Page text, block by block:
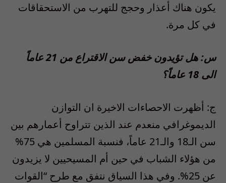
يكون هناك أعذار وحجج للتهرب من الاستحقاقات
في كل مرة.
س: هل تؤيدون خفض سن الاقتراع من 21 عاماً
الى 18 عاماً؟
ج: أظهرت الاحصاءات الاخيرة ان التوازن
الديموغرافي منعدم عند الذين تتراوح أعمارهم بين
سن الـ18 والـ21 عاماً، فنسبة المسلمين هي 75%
من هؤلاء الشباب في حين أم المسيحيين لا يزيدون
عن 25%. وفي هذا السياق نتفق مع طرح “القوات